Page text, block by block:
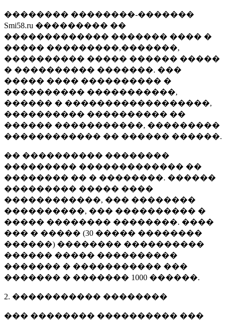
�������� ��������-�������
Smi58.ru ��������� ��
������������� ������� ���� �
����� ���������,�������,
���������� ����� ������ �����
� ���������� �������. ���
����� ���� ���������� �
���������� �����������,
������ � ������������������,
���������� ���������� ��
������ �����������, ���������
������������ �� ������ ������.
�� ���������� ��������
��������� ������������� ��
�������� �� � ��������. ������
��������� ����� ����
������������, ��� ��������
����������, ��� ���������� �
����� �������� ��������. ����
��� � ����� (30 ����� ��������
������) �������� ����������
������ ����� ����������
������� � ����������� ���
������� � ������� 1000 ������.
2. ����������� ��������
��� �������� ���������� ���